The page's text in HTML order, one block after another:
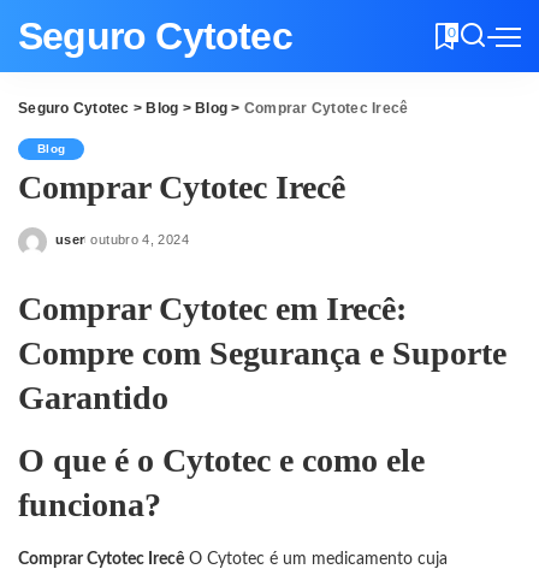
Seguro Cytotec 0
Seguro Cytotec > Blog > Blog > Comprar Cytotec Irecê
Blog
Comprar Cytotec Irecê
Posted
user outubro 4, 2024
Comprar Cytotec em Irecê:
Compre com Segurança e Suporte
Garantido
O que é o Cytotec e como ele
funciona?
Comprar Cytotec Irecê O Cytotec é um medicamento cuja